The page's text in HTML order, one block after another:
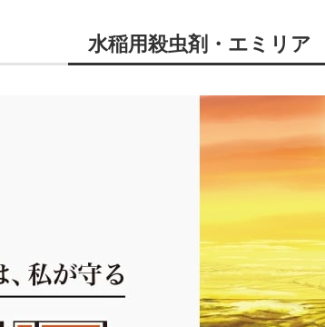
水稲用殺虫剤・エミリア